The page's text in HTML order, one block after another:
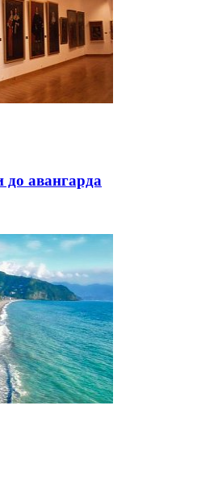
авангарда